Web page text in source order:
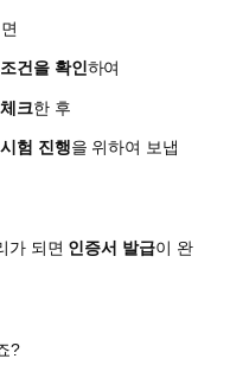
건을 확인하여
크한 후
시험 진행을 위하여 보냅
가 되면 인증서 발급이 완
?